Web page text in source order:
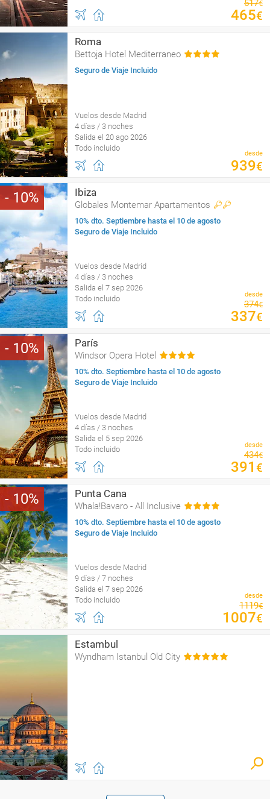
517€
465€
Roma
Bettoja Hotel Mediterraneo
Seguro de Viaje Incluido
Vuelos desde Madrid
4 días / 3 noches
Salida el 20 ago 2026
Todo incluido
desde
939€
10 Ibiza
Globales Montemar Apartamentos
10% dto. Septiembre hasta el 10 de agosto
Seguro de Viaje Incluido
Vuelos desde Madrid
4 días / 3 noches
Salida el 7 sep 2026
Todo incluido
desde
374€
337€
10 París
Windsor Opera Hotel
10% dto. Septiembre hasta el 10 de agosto
Seguro de Viaje Incluido
Vuelos desde Madrid
4 días / 3 noches
Salida el 5 sep 2026
Todo incluido
desde
434€
391 €
10 Punta Cana
Whala!Bavaro - All Inclusive
10% dto. Septiembre hasta el 10 de agosto
Seguro de Viaje Incluido
Vuelos desde Madrid
9 días / 7 noches
Salida el 7 sep 2026
Todo incluido
desde
1119€
1007€
Estambul
Wyndham Istanbul Old City